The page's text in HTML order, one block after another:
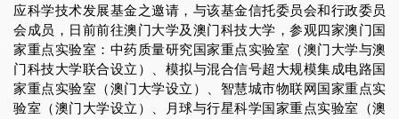
应科学技术发展基金之邀请，与该基金信托委员会和行政委员
会成员，日前前往澳门大学及澳门科技大学，参观四家澳门国
家重点实验室：中药质量研究国家重点实验室（澳门大学与澳
门科技大学联合设立）、模拟与混合信号超大规模集成电路国
家重点实验室（澳门大学设立）、智慧城市物联网国家重点实
验室（澳门大学设立）、月球与行星科学国家重点实验室（澳